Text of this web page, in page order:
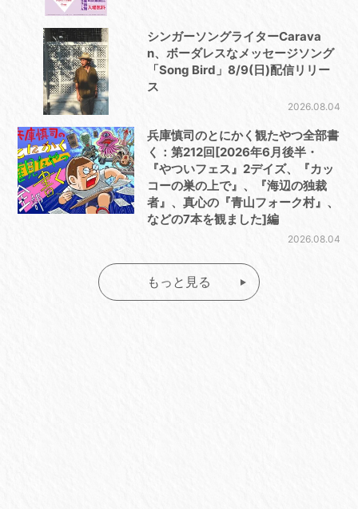
シンガーソングライターCarava
n、ボーダレスなメッセージソング
「Song Bird」8/9(日)配信リリー
ス
2026.08.04
兵庫慎司のとにかく観たやつ全部書
く：第212回[2026年6月後半・
『やついフェス』2デイズ、『カッ
コーの巣の上で』、『海辺の独裁
者』、真心の『青山フォーク村』、
などの7本を観ました]編
2026.08.04
もっと見る